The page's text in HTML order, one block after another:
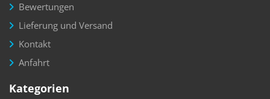
Bewertungen
Lieferung und Versand
Kontakt
Anfahrt
Kategorien